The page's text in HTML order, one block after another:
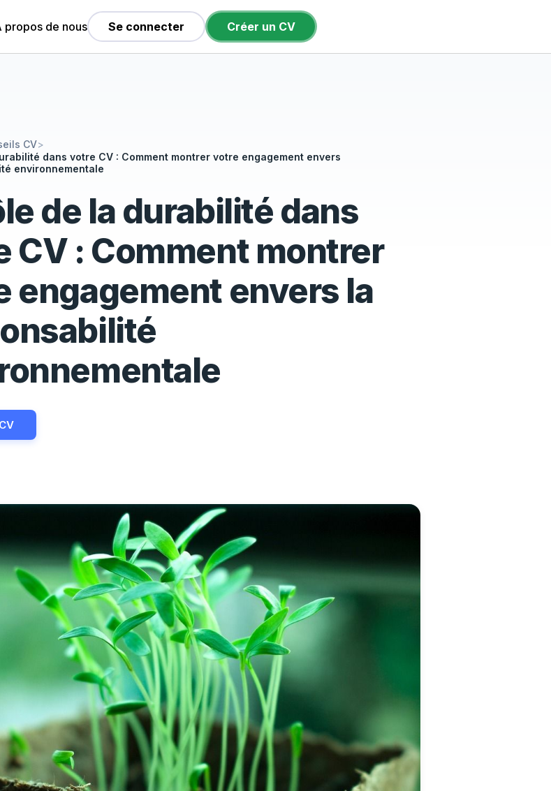
propos de nous Se connecter Créer un CV
CV>
dans votre CV : Comment montrer votre engagement envers
environnementale
de la durabilité dans
CV : Comment montrer
engagement envers la